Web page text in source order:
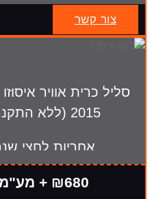
צור קשר
סליל כרית אוויר
2015 (ללא התקנה)
אחריות לחצי
₪680 + מע"מ